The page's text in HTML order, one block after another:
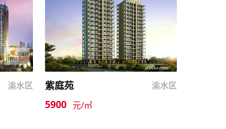
渝水区 紫庭苑 渝水区
5900 元/㎡